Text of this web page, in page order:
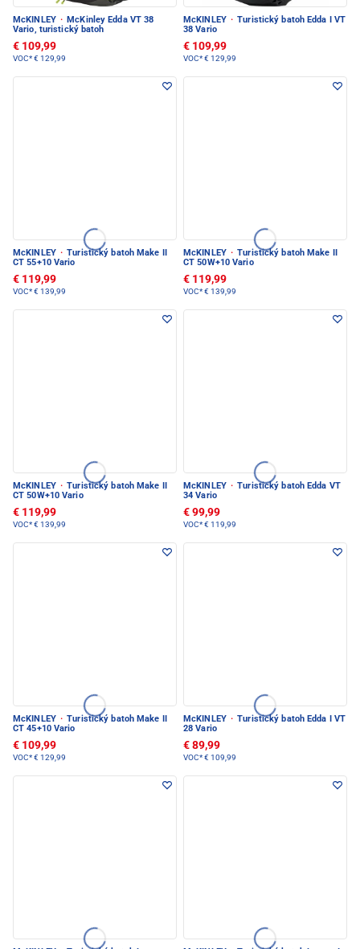
McKINLEY · McKinley Edda VT 38
Vario, turistický batoh
€ 109,99
VOC*€ 129,99
McKINLEY · Turistický batoh Edda I VT
38 Vario
€ 109,99
VOC*€ 129,99
McKINLEY · Turistický batoh Make II
CT 55+10 Vario
€ 119,99
VOC*€ 139,99
McKINLEY · Turistický batoh Make II
CT 50W+10 Vario
€ 119,99
VOC*€ 139,99
McKINLEY · Turistický batoh Make II
CT 50W+10 Vario
€ 119,99
VOC*€ 139,99
McKINLEY · Turistický batoh Edda VT
34 Vario
€ 99,99
VOC*€ 119,99
McKINLEY · Turistický batoh Make II
CT 45+10 Vario
€ 109,99
VOC*€ 129,99
McKINLEY · Turistický batoh Edda I VT
28 Vario
€ 89,99
VOC*€ 109,99